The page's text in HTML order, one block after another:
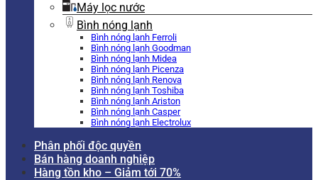
Máy lọc nước
Bình nóng lạnh
Bình nóng lạnh Ferroli
Bình nóng lạnh Goodman
Bình nóng lạnh Midea
Bình nóng lạnh Picenza
Bình nóng lạnh Renova
Bình nóng lạnh Toshiba
Bình nóng lạnh Ariston
Bình nóng lạnh Casper
Bình nóng lạnh Electrolux
Phân phối độc quyền
Bán hàng doanh nghiệp
Hàng tồn kho – Giảm tới 70%